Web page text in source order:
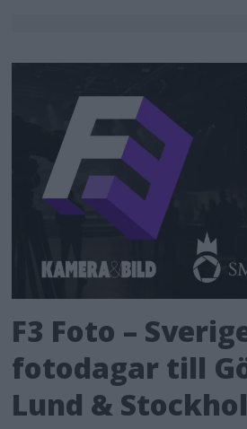
F3 Foto –
fotodagar till
Lund &